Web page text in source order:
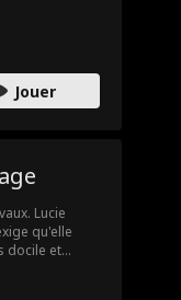
Jouer
Lucie
qu'elle
docile et